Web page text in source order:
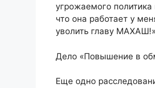
угрожаемого политика
что она работает у
уволить главу
Дело «Повышение в
Еще одно